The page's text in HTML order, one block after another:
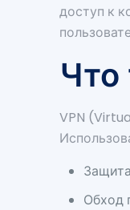
доступ к
Что
VPN
Обход